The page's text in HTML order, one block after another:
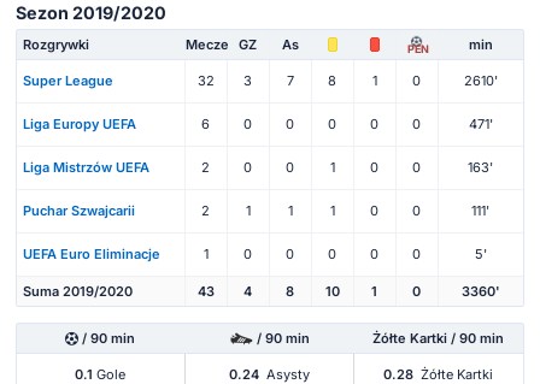
Sezon 2019/2020
Rozgrywki Mecze GZ As PEN min
Super League 32 3 7 8 1 0 2610'
Liga Europy UEFA 6 0 0 0 0 0 471'
Liga Mistrzów UEFA 2 0 0 1 0 0 163'
Puchar Szwajcarii 2 1 1 1 0 0 111'
UEFA Euro Eliminacje 1 0 0 0 0 0 5'
Suma 2019/2020 43 4 8 10 1 0 3360'
/ 90 min / 90 min Żółte Kartki / 90 min
0.1 Gole 0.24 Asysty 0.28 Żółte Kartki